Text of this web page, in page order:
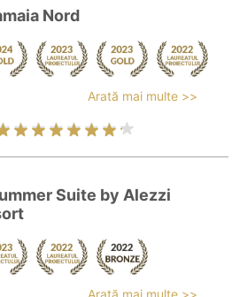
Nord
Arată mai multe >>
Suite by Alezzi
Arată mai multe >>